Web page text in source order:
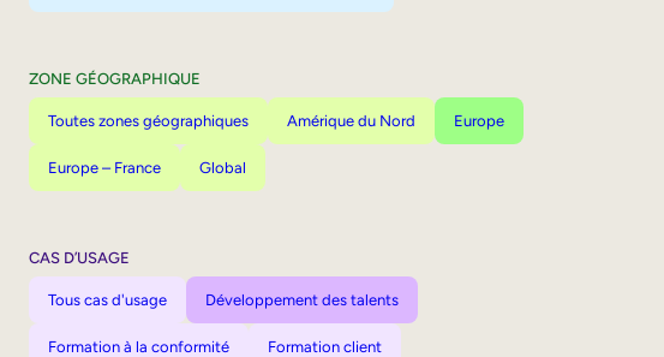
ZONE GÉOGRAPHIQUE
Toutes zones géographiques Amérique du Nord Europe
Europe – France Global
CAS D’USAGE
Tous cas d'usage Développement des talents
Formation à la conformité Formation client